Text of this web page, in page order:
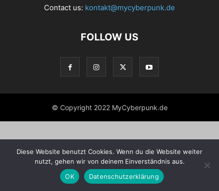
Contact us: kontakt@mycyberpunk.de
FOLLOW US
© Copyright 2022 MyCyberpunk.de
Diese Website benutzt Cookies. Wenn du die Website weiter
nutzt, gehen wir von deinem Einverständnis aus.
OK
Datenschutzerklärung